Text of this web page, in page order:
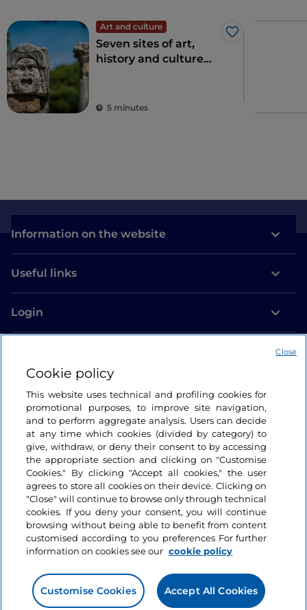
Art and culture
Like
Seven sites of art,
history and culture
5 minutes
Information on the website
Useful links
Login
Cookie policy
This website uses technical and profiling cookies for
promotional purposes, to improve site navigation,
and to perform aggregate analysis. Users can decide
at any time which cookies (divided by category) to
give, withdraw, or deny their consent to by accessing
the appropriate section and clicking on "Customise
Cookies." By clicking "Accept all cookies," the user
agrees to store all cookies on their device. Clicking on
"Close" will continue to browse only through technical
cookies. If you deny your consent, you will continue
browsing without being able to benefit from content
customised according to you preferences For further
information on cookies see our cookie policy
Customise Cookies Accept All Cookies
Close